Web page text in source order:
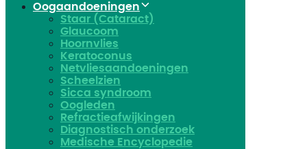
Oogaandoeningen
Staar (Cataract)
Glaucoom
Hoornvlies
Keratoconus
Netvliesaandoeningen
Scheelzien
Sicca syndroom
Oogleden
Refractieafwijkingen
Diagnostisch onderzoek
Medische Encyclopedie